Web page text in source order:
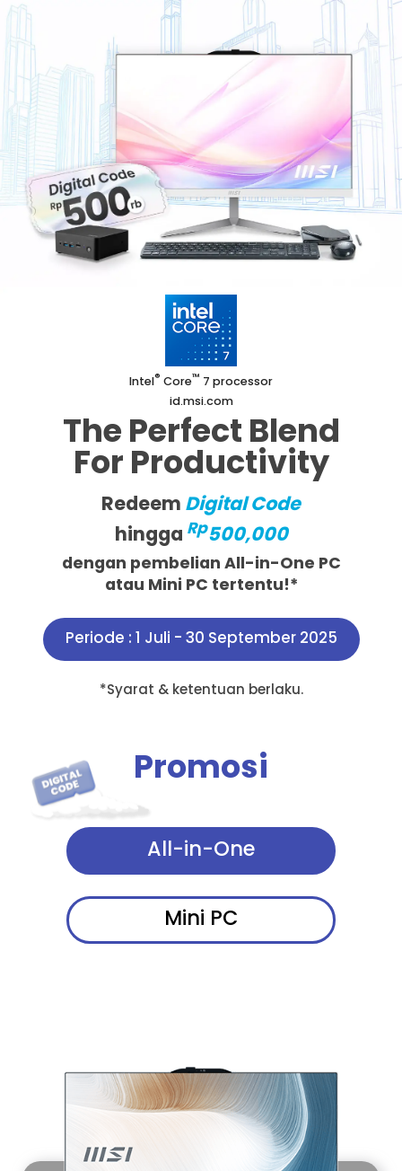
Intel® Core™ 7 processor
id.msi.com
The Perfect Blend
For Productivity
RedeemDigital Code
hingga Rp500,000
dengan pembelian All-in-One PC
atau Mini PC tertentu!*
Periode : 1 Juli - 30 September 2025
*Syarat & ketentuan berlaku.
Promosi
All-in-One
Mini PC